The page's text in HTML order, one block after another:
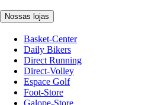
Nossas lojas
Basket-Center
Daily Bikers
Direct Running
Direct-Volley
Espace Golf
Foot-Store
Galope-Store